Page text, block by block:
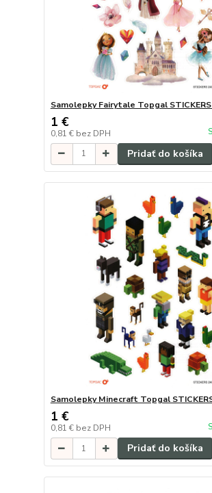
Samolepky Fairytale Topgal STICKERS
1 €
0,81 € bez DPH
Pridať do košíka
Samolepky Minecraft Topgal
1 €
0,81 € bez DPH
Pridať do košíka